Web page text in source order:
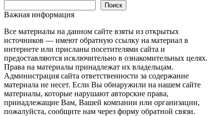
Поиск
Важная информация
Все материалы на данном сайте взяты из открытых
источников — имеют обратную ссылку на материал в
интернете или присланы посетителями сайта и
предоставляются исключительно в ознакомительных целях.
Права на материалы принадлежат их владельцам.
Администрация сайта ответственности за содержание
материала не несет. Если Вы обнаружили на нашем сайте
материалы, которые нарушают авторские права,
принадлежащие Вам, Вашей компании или организации,
пожалуйста, сообщите нам через форму обратной связи.